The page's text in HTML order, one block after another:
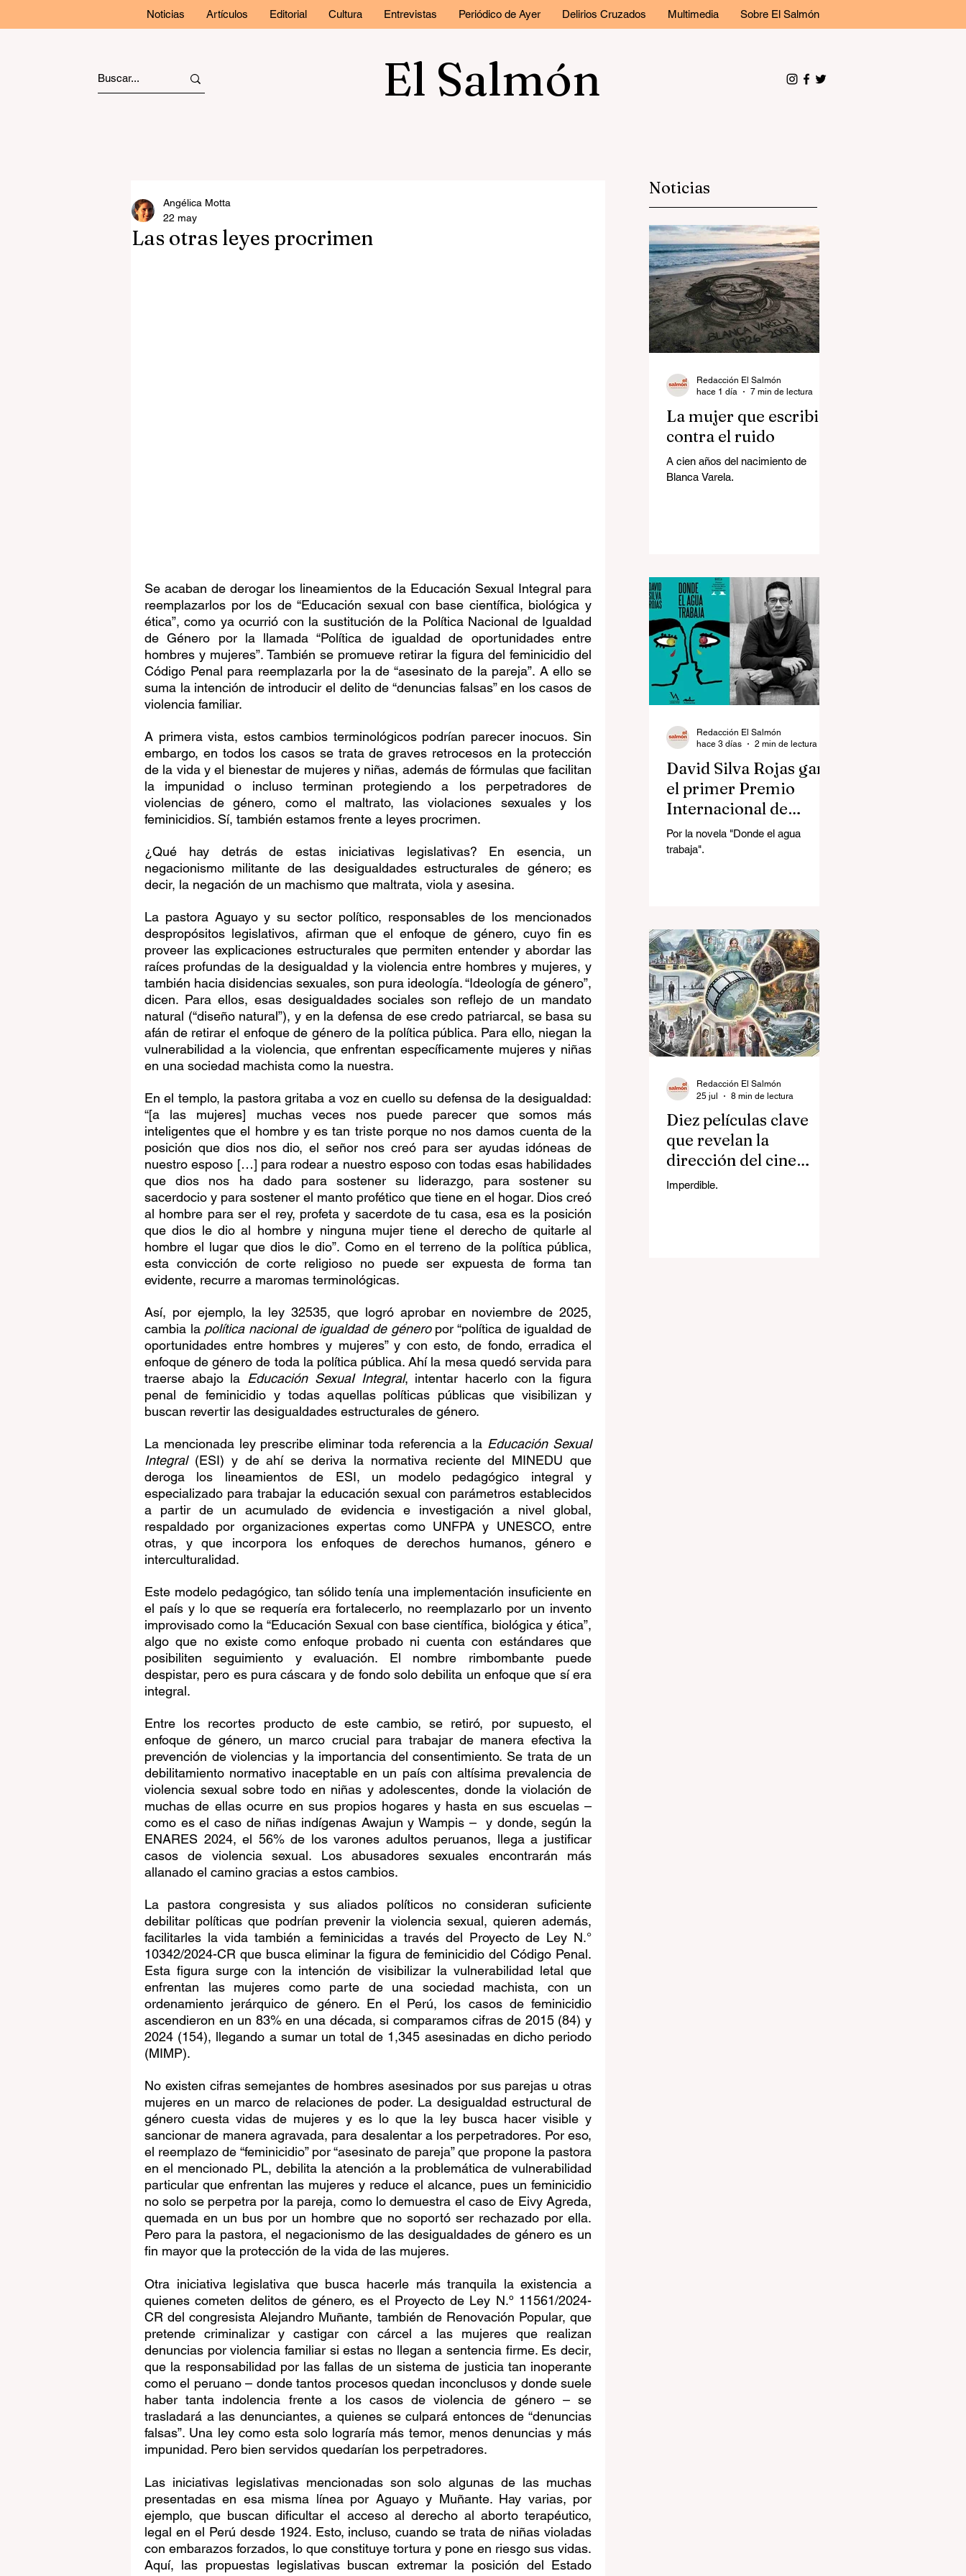
Noticias Artículos Editorial Cultura Entrevistas Periódico de Ayer Delirios Cruzados Multimedia Sobre El Salmón
El Salmón
Las otras leyes procrimen
Angélica Motta
22 may
Se acaban de derogar los lineamientos de la Educación Sexual Integral para
reemplazarlos por los de “Educación sexual con base científica, biológica y
ética”, como ya ocurrió con la sustitución de la Política Nacional de Igualdad
de Género por la llamada “Política de igualdad de oportunidades entre
hombres y mujeres”. También se promueve retirar la figura del feminicidio del
Código Penal para reemplazarla por la de “asesinato de la pareja”. A ello se
suma la intención de introducir el delito de “denuncias falsas” en los casos de
violencia familiar.
A primera vista, estos cambios terminológicos podrían parecer inocuos. Sin
embargo, en todos los casos se trata de graves retrocesos en la protección
de la vida y el bienestar de mujeres y niñas, además de fórmulas que facilitan
la impunidad o incluso terminan protegiendo a los perpetradores de
violencias de género, como el maltrato, las violaciones sexuales y los
feminicidios. Sí, también estamos frente a leyes procrimen.
¿Qué hay detrás de estas iniciativas legislativas? En esencia, un
negacionismo militante de las desigualdades estructurales de género; es
decir, la negación de un machismo que maltrata, viola y asesina.
La pastora Aguayo y su sector político, responsables de los mencionados
despropósitos legislativos, afirman que el enfoque de género, cuyo fin es
proveer las explicaciones estructurales que permiten entender y abordar las
raíces profundas de la desigualdad y la violencia entre hombres y mujeres, y
también hacia disidencias sexuales, son pura ideología. “Ideología de género”,
dicen. Para ellos, esas desigualdades sociales son reflejo de un mandato
natural (“diseño natural”), y en la defensa de ese credo patriarcal, se basa su
afán de retirar el enfoque de género de la política pública. Para ello, niegan la
vulnerabilidad a la violencia, que enfrentan específicamente mujeres y niñas
en una sociedad machista como la nuestra.
En el templo, la pastora gritaba a voz en cuello su defensa de la desigualdad:
“[a las mujeres] muchas veces nos puede parecer que somos más
inteligentes que el hombre y es tan triste porque no nos damos cuenta de la
posición que dios nos dio, el señor nos creó para ser ayudas idóneas de
nuestro esposo […] para rodear a nuestro esposo con todas esas habilidades
que dios nos ha dado para sostener su liderazgo, para sostener su
sacerdocio y para sostener el manto profético que tiene en el hogar. Dios creó
al hombre para ser el rey, profeta y sacerdote de tu casa, esa es la posición
que dios le dio al hombre y ninguna mujer tiene el derecho de quitarle al
hombre el lugar que dios le dio”. Como en el terreno de la política pública,
esta convicción de corte religioso no puede ser expuesta de forma tan
evidente, recurre a maromas terminológicas.
Así, por ejemplo, la ley 32535, que logró aprobar en noviembre de 2025,
cambia la política nacional de igualdad de género por “política de igualdad de
oportunidades entre hombres y mujeres” y con esto, de fondo, erradica el
enfoque de género de toda la política pública. Ahí la mesa quedó servida para
traerse abajo la Educación SexuaI Integral, intentar hacerlo con la figura
penal de feminicidio y todas aquellas políticas públicas que visibilizan y
buscan revertir las desigualdades estructurales de género.
La mencionada ley prescribe eliminar toda referencia a la Educación Sexual
Integral (ESI) y de ahí se deriva la normativa reciente del MINEDU que
deroga los lineamientos de ESI, un modelo pedagógico integral y
especializado para trabajar la educación sexual con parámetros establecidos
a partir de un acumulado de evidencia e investigación a nivel global,
respaldado por organizaciones expertas como UNFPA y UNESCO, entre
otras, y que incorpora los enfoques de derechos humanos, género e
interculturalidad.
Este modelo pedagógico, tan sólido tenía una implementación insuficiente en
el país y lo que se requería era fortalecerlo, no reemplazarlo por un invento
improvisado como la “Educación Sexual con base científica, biológica y ética”,
algo que no existe como enfoque probado ni cuenta con estándares que
posibiliten seguimiento y evaluación. El nombre rimbombante puede
despistar, pero es pura cáscara y de fondo solo debilita un enfoque que sí era
integral.
Entre los recortes producto de este cambio, se retiró, por supuesto, el
enfoque de género, un marco crucial para trabajar de manera efectiva la
prevención de violencias y la importancia del consentimiento. Se trata de un
debilitamiento normativo inaceptable en un país con altísima prevalencia de
violencia sexual sobre todo en niñas y adolescentes, donde la violación de
muchas de ellas ocurre en sus propios hogares y hasta en sus escuelas –
como es el caso de niñas indígenas Awajun y Wampis –  y donde, según la
ENARES 2024, el 56% de los varones adultos peruanos, llega a justificar
casos de violencia sexual. Los abusadores sexuales encontrarán más
allanado el camino gracias a estos cambios.
La pastora congresista y sus aliados políticos no consideran suficiente
debilitar políticas que podrían prevenir la violencia sexual, quieren además,
facilitarles la vida también a feminicidas a través del Proyecto de Ley N.°
10342/2024-CR que busca eliminar la figura de feminicidio del Código Penal.
Esta figura surge con la intención de visibilizar la vulnerabilidad letal que
enfrentan las mujeres como parte de una sociedad machista, con un
ordenamiento jerárquico de género. En el Perú, los casos de feminicidio
ascendieron en un 83% en una década, si comparamos cifras de 2015 (84) y
2024 (154), llegando a sumar un total de 1,345 asesinadas en dicho periodo
(MIMP).
No existen cifras semejantes de hombres asesinados por sus parejas u otras
mujeres en un marco de relaciones de poder. La desigualdad estructural de
género cuesta vidas de mujeres y es lo que la ley busca hacer visible y
sancionar de manera agravada, para desalentar a los perpetradores. Por eso,
el reemplazo de “feminicidio” por “asesinato de pareja” que propone la pastora
en el mencionado PL, debilita la atención a la problemática de vulnerabilidad
particular que enfrentan las mujeres y reduce el alcance, pues un feminicidio
no solo se perpetra por la pareja, como lo demuestra el caso de Eivy Agreda,
quemada en un bus por un hombre que no soportó ser rechazado por ella.
Pero para la pastora, el negacionismo de las desigualdades de género es un
fin mayor que la protección de la vida de las mujeres.
Otra iniciativa legislativa que busca hacerle más tranquila la existencia a
quienes cometen delitos de género, es el Proyecto de Ley N.º 11561/2024-
CR del congresista Alejandro Muñante, también de Renovación Popular, que
pretende criminalizar y castigar con cárcel a las mujeres que realizan
denuncias por violencia familiar si estas no llegan a sentencia firme. Es decir,
que la responsabilidad por las fallas de un sistema de justicia tan inoperante
como el peruano – donde tantos procesos quedan inconclusos y donde suele
haber tanta indolencia frente a los casos de violencia de género – se
trasladará a las denunciantes, a quienes se culpará entonces de “denuncias
falsas”. Una ley como esta solo lograría más temor, menos denuncias y más
impunidad. Pero bien servidos quedarían los perpetradores.
Las iniciativas legislativas mencionadas son solo algunas de las muchas
presentadas en esa misma línea por Aguayo y Muñante. Hay varias, por
ejemplo, que buscan dificultar el acceso al derecho al aborto terapéutico,
legal en el Perú desde 1924. Esto, incluso, cuando se trata de niñas violadas
con embarazos forzados, lo que constituye tortura y pone en riesgo sus vidas.
Aquí, las propuestas legislativas buscan extremar la posición del Estado
Noticias
La mujer que escribió
contra el ruido
A cien años del nacimiento de
Blanca Varela.
Redacción El Salmón
hace 1 día
7 min de lectura
David Silva Rojas ganó
el primer Premio
Internacional de
Novela Breve Almadía
Ventosa-Arrufat
Por la novela "Donde el agua
trabaja".
Redacción El Salmón
hace 3 días
2 min de lectura
Diez películas clave
que revelan la
dirección del cine
contemporáneo
Imperdible.
Redacción El Salmón
25 jul
8 min de lectura